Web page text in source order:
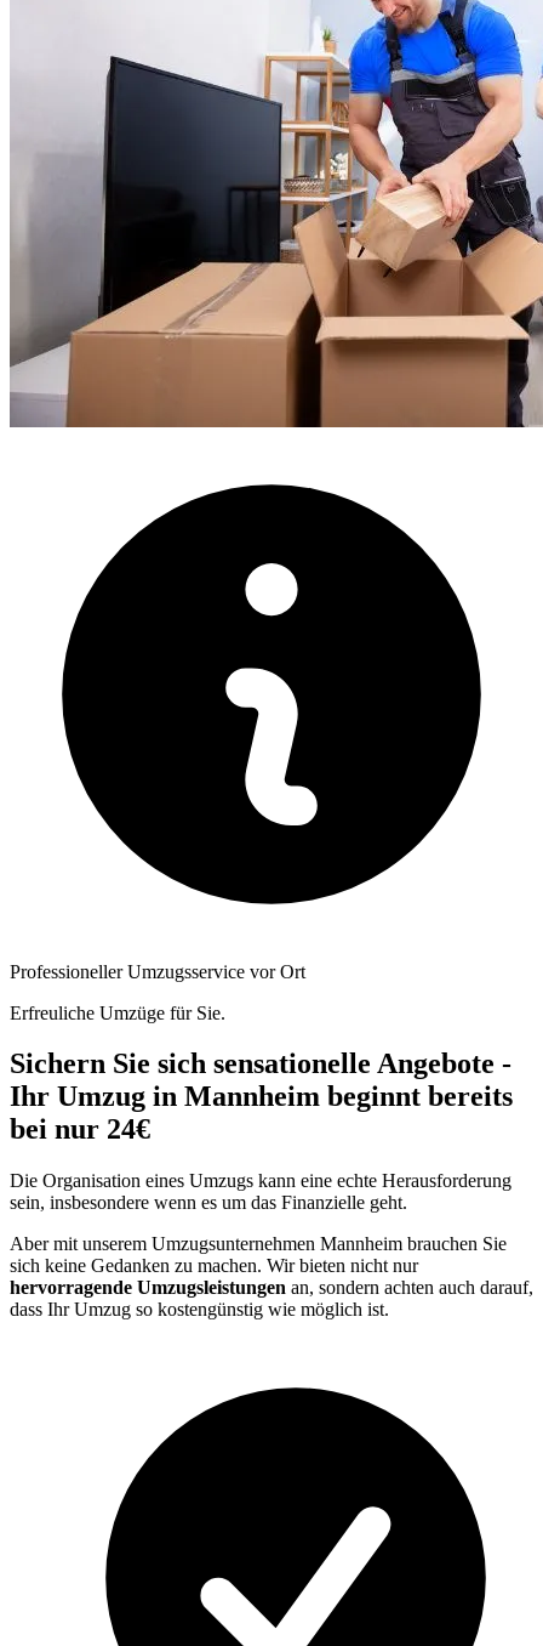
Professioneller Umzugsservice vor Ort
Erfreuliche Umzüge für Sie.
Sichern Sie sich sensationelle Angebote -
Ihr Umzug in Mannheim beginnt bereits
bei nur 24€
Die Organisation eines Umzugs kann eine echte Herausforderung
sein, insbesondere wenn es um das Finanzielle geht.
Aber mit unserem Umzugsunternehmen Mannheim brauchen Sie
sich keine Gedanken zu machen. Wir bieten nicht nur
hervorragende Umzugsleistungen an, sondern achten auch darauf,
dass Ihr Umzug so kostengünstig wie möglich ist.